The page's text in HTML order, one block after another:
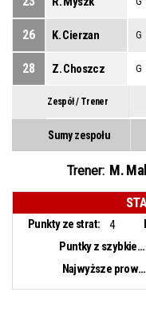
26 K. Cierzan G
28 Z. Choszcz G
Zespół / Trener
Sumy zespołu
Trener: M.
Punkty ze strat: 4
Puntky z szybkiego ataku:
Najwyższe prowadzenie: